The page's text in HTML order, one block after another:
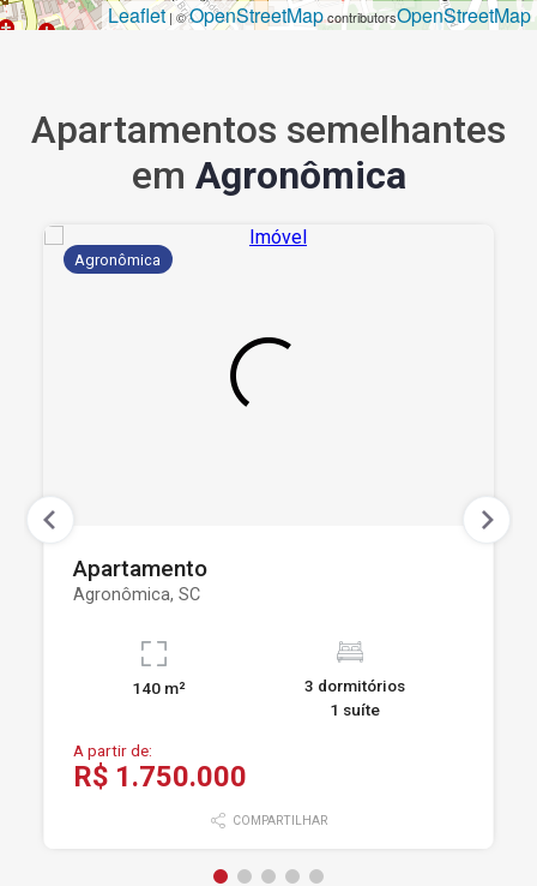
Leaflet | ©OpenStreetMapcontributorsOpenStreetMap
Apartamentos semelhantes
em Agronômica
Agronômica
Apartamento
Agronômica, SC
140 m²
3 dormitórios
1 suíte
A partir de:
R$ 1.750.000
COMPARTILHAR